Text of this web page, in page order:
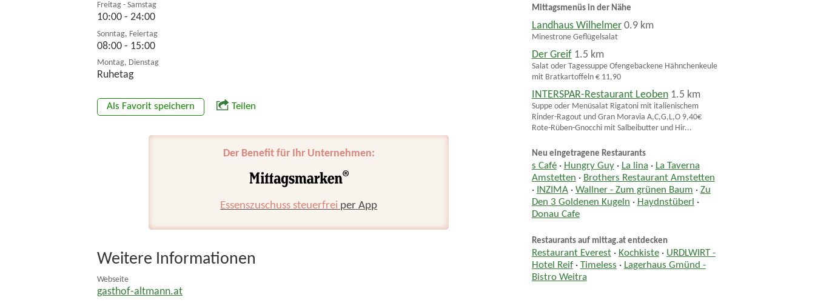
Freitag - Samstag
10:00 - 24:00
Sonntag, Feiertag
08:00 - 15:00
Montag, Dienstag
Ruhetag
Als Favorit speichern Teilen
Der Benefit für Ihr Unternehmen:
Essenszuschuss steuerfrei per App
Weitere Informationen
Webseite
gasthof-altmann.at
Mittagsmenüs in der Nähe
Landhaus Wilhelmer 0.9 km
Minestrone Geflügelsalat
Der Greif 1.5 km
Salat oder Tagessuppe Ofengebackene Hähnchenkeule
mit Bratkartoffeln € 11,90
INTERSPAR-Restaurant Leoben 1.5 km
Suppe oder Menüsalat Rigatoni mit italienischem
Rinder-Ragout und Gran Moravia A,C,G,L,O 9,40€
Rote-Rüben-Gnocchi mit Salbeibutter und Hir...
Neu eingetragene Restaurants
s Café· Hungry Guy· La lina · La Taverna
Amstetten · Brothers Restaurant Amstetten
· INZIMA· Wallner - Zum grünen Baum · Zu
Den 3 Goldenen Kugeln · Haydnstüberl ·
Donau Cafe
Restaurants auf mittag.at entdecken
Restaurant Everest· Kochkiste· URDLWIRT -
Hotel Reif· Timeless · Lagerhaus Gmünd -
Bistro Weitra